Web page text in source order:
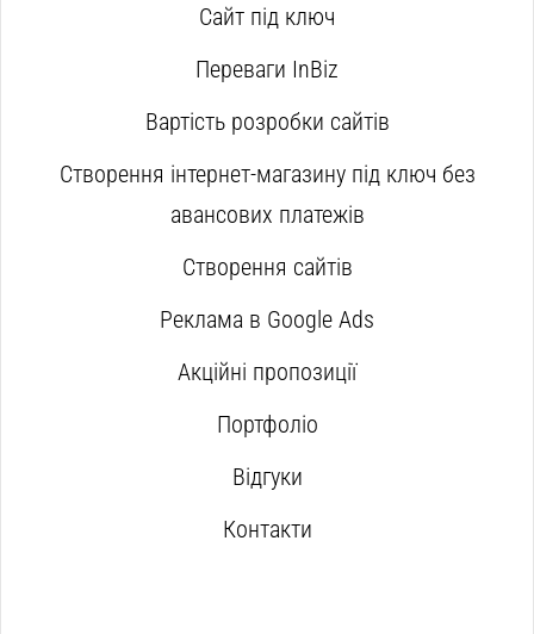
Сайт під ключ
Переваги InBiz
Вартість розробки сайтів
Створення інтернет-магазину під ключ без
авансових платежів
Створення сайтів
Реклама в Google Ads
Акційні пропозиції
Портфоліо
Відгуки
Контакти